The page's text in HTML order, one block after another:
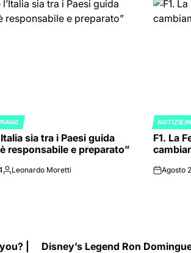
sia tra i Paesi guida
responsabile e preparato”
Posted
Leonardo Moretti
POSTED
IN
NOTIZIE
F1. La
onAgosto
|
Disney’s Legend Ron